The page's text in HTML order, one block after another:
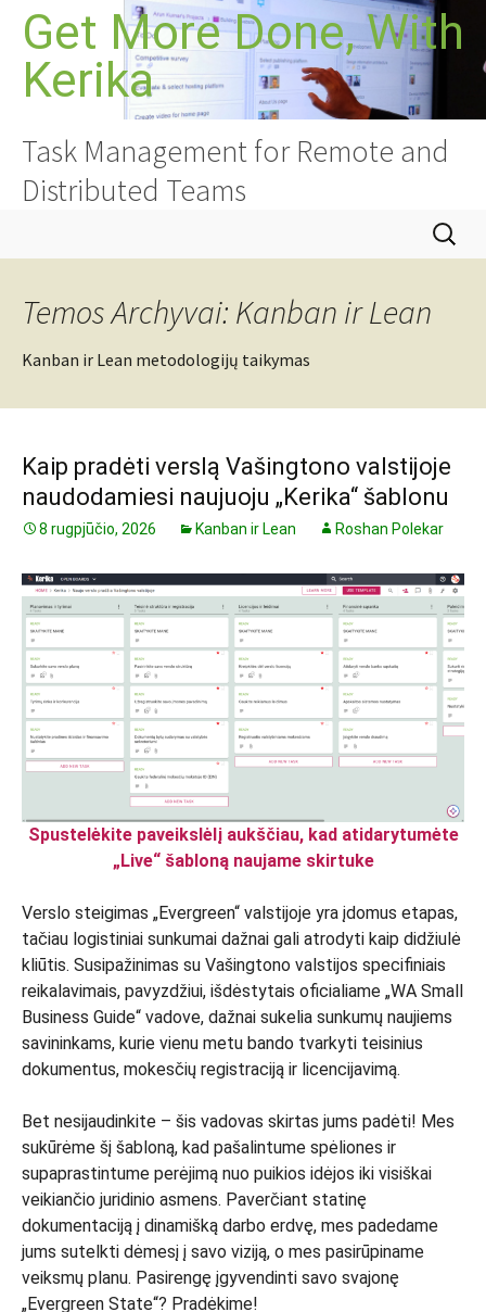
Pereiti
prie
turinio
Get More Done, With
Kerika
Task Management for Remote and
Distributed Teams
Ieškoti:
Temos Archyvai: Kanban ir Lean
Kanban ir Lean metodologijų taikymas
Kaip pradėti verslą Vašingtono valstijoje
naudodamiesi naujuoju „Kerika“ šablonu
8 rugpjūčio, 2026 Kanban ir Lean Roshan Polekar
Spustelėkite paveikslėlį aukščiau, kad atidarytumėte
„Live“ šabloną naujame skirtuke
Verslo steigimas „Evergreen“ valstijoje yra įdomus etapas,
tačiau logistiniai sunkumai dažnai gali atrodyti kaip didžiulė
kliūtis. Susipažinimas su Vašingtono valstijos specifiniais
reikalavimais, pavyzdžiui, išdėstytais oficialiame „WA Small
Business Guide“ vadove, dažnai sukelia sunkumų naujiems
savininkams, kurie vienu metu bando tvarkyti teisinius
dokumentus, mokesčių registraciją ir licencijavimą.
Bet nesijaudinkite – šis vadovas skirtas jums padėti! Mes
sukūrėme šį šabloną, kad pašalintume spėliones ir
supaprastintume perėjimą nuo puikios idėjos iki visiškai
veikiančio juridinio asmens. Paverčiant statinę
dokumentaciją į dinamišką darbo erdvę, mes padedame
jums sutelkti dėmesį į savo viziją, o mes pasirūpiname
veiksmų planu. Pasirengę įgyvendinti savo svajonę
„Evergreen State“? Pradėkime!